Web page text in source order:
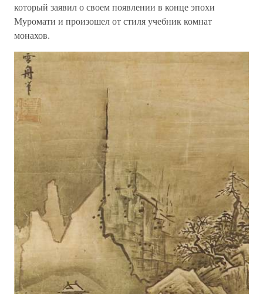
который заявил о своем появлении в конце эпохи
Муромати и произошел от стиля учебник комнат
монахов.